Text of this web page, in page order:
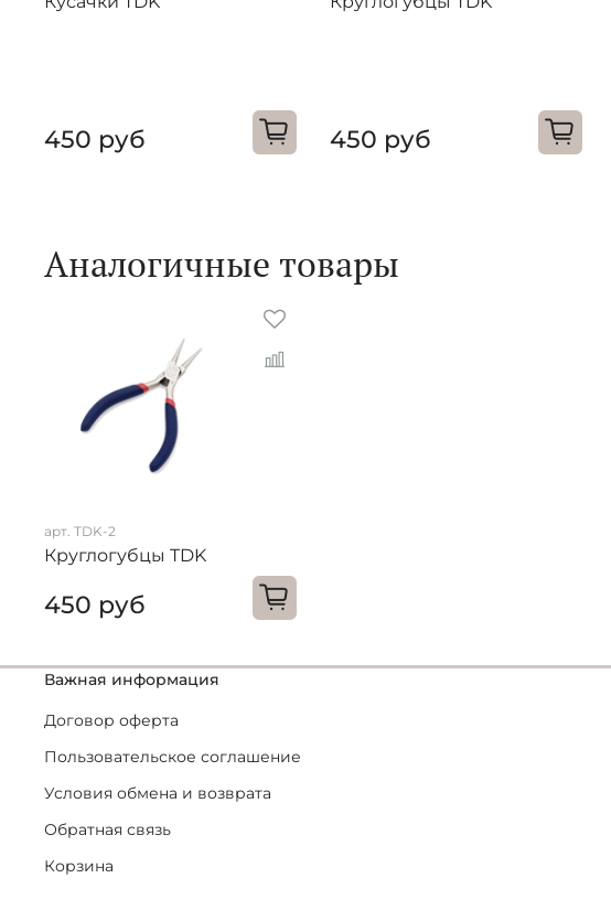
450 руб 450 руб
Аналогичные товары
арт. TDK-2
Круглогубцы TDK
450 руб
Важная информация
Договор оферта
Пользовательское соглашение
Условия обмена и возврата
Обратная связь
Корзина